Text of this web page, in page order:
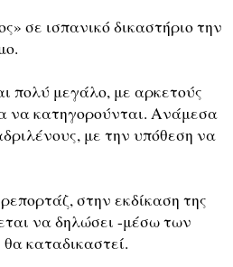
σε ισπανικό δικαστήριο την
πολύ μεγάλο, με αρκετούς
να κατηγορούνται. Ανάμεσα
με την υπόθεση να
στην εκδίκαση της
να δηλώσει -μέσω των
θα καταδικαστεί.